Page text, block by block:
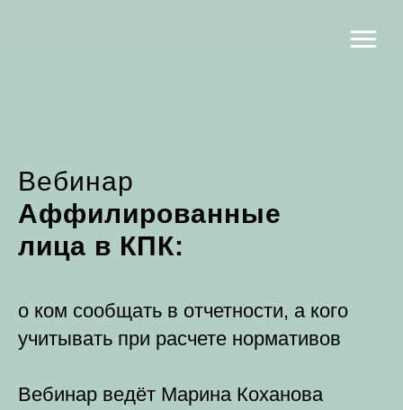
Вебинар
Аффилированные
лица в КПК:
о ком сообщать в отчетности, а кого
учитывать при расчете нормативов
Вебинар ведёт Марина Коханова